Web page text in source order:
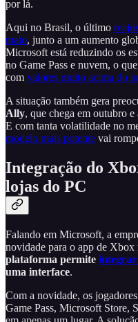
por lá.
Aqui no Brasil, o último
maio, junto a um aumento
Microsoft está reduzindo os
no Game Pass e nuvem, o
com valores muito acima do
A situação também gera
Ally, que chega em outubro
E com tanta volatilidade no
modelo mais potente vai
Integração do
lojas do PC
Falando em Microsoft, a
novidade para o app de
plataforma permite integrar
uma interface.
Com a novidade, os
Game Pass, Microsoft Store,